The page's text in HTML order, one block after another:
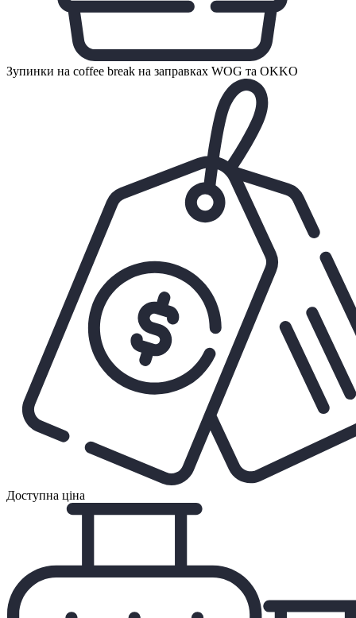
Зупинки на coffee break на заправках WOG та OKKO
Доступна ціна